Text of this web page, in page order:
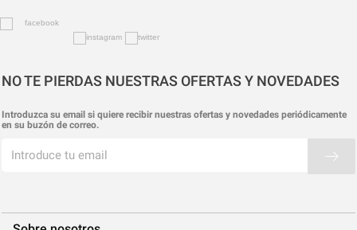
NO TE PIERDAS NUESTRAS OFERTAS Y NOVEDADES
Introduzca su email si quiere recibir nuestras ofertas y novedades periódicamente
en su buzón de correo.